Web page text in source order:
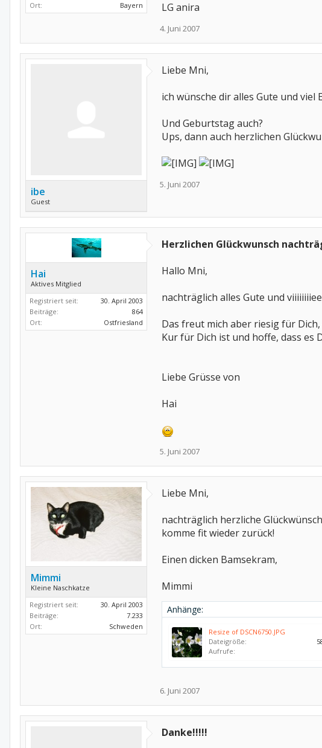
Ort:
Bayern
LG anira
4. Juni 2007
ibe
Guest
Liebe Mni,
ich wünsche dir alles Gute und
Und Geburtstag auch?
Ups, dann auch herzlichen
5. Juni 2007
Hai
Aktives Mitglied
Registriert seit:
30. April 2003
Beiträge:
864
Ort:
Ostfriesland
Herzlichen Glückwunsch
Hallo Mni,
nachträglich alles Gute und
Das freut mich aber riesig für
Kur für Dich ist und hoffe, dass es
Liebe Grüsse von
Hai
5. Juni 2007
Mimmi
Kleine Naschkatze
Registriert seit:
30. April 2003
Beiträge:
7.233
Ort:
Schweden
Liebe Mni,
nachträglich herzliche
komme fit wieder zurück!
Einen dicken Bamsekram,
Mimmi
Anhänge:
Resize of DSCN6750.JPG
Dateigröße:
Aufrufe:
6. Juni 2007
Danke!!!!!